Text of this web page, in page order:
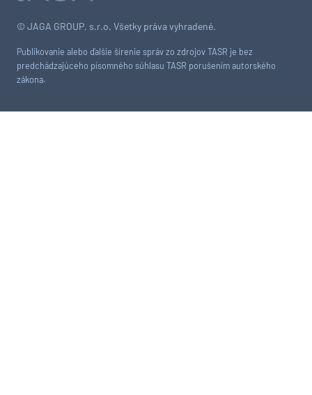
© JAGA GROUP, s.r.o. Všetky práva vyhradené.
Publikovanie alebo ďalšie šírenie správ zo zdrojov TASR je bez
predchádzajúceho písomného súhlasu TASR porušením autorského
zákona.